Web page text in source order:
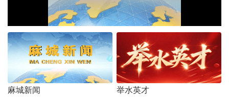
麻城新闻 举水英才